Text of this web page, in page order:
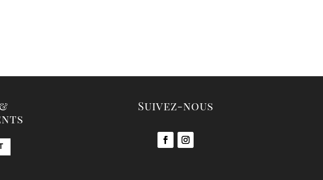
Suivez-nous